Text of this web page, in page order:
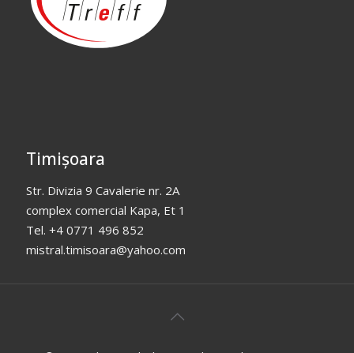
Timișoara
Str. Divizia 9 Cavalerie nr. 2A
complex comercial Kapa, Et 1
Tel. +4 0771 496 852
mistral.timisoara@yahoo.com